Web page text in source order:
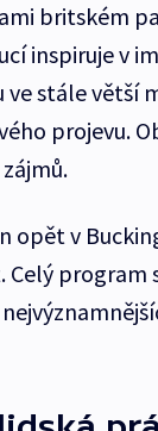
britském
inspiruje v
stále větší
projevu.
opět v
program